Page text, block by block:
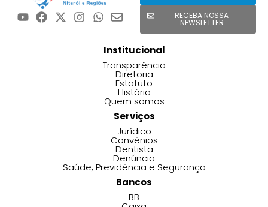
RECEBA NOSSA
NEWSLETTER
Institucional
Transparência
Diretoria
Estatuto
História
Quem somos
Serviços
Jurídico
Convênios
Dentista
Denúncia
Saúde, Previdência e Segurança
Bancos
BB